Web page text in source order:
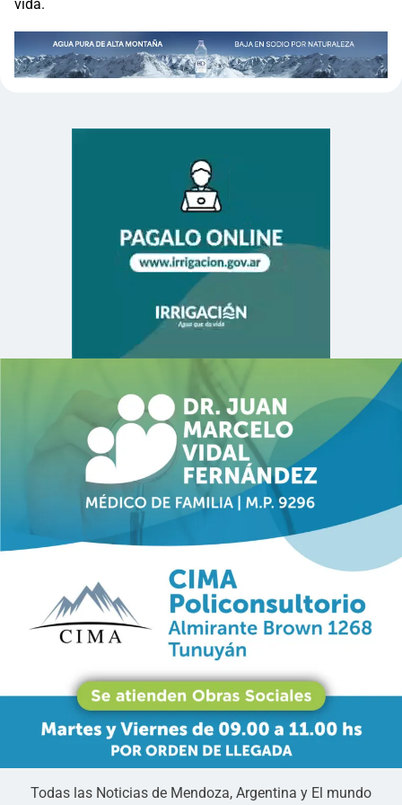
vida.
Todas las Noticias de Mendoza, Argentina y El mundo